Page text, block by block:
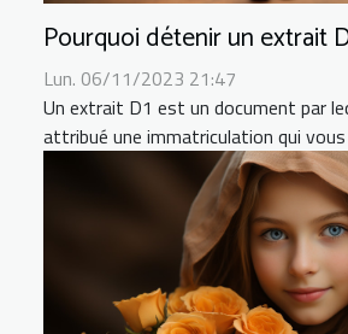
Pourquoi détenir un extrait
Lun. 06/11/2023 21:47
Un extrait D1 est un document par
attribué une immatriculation qui